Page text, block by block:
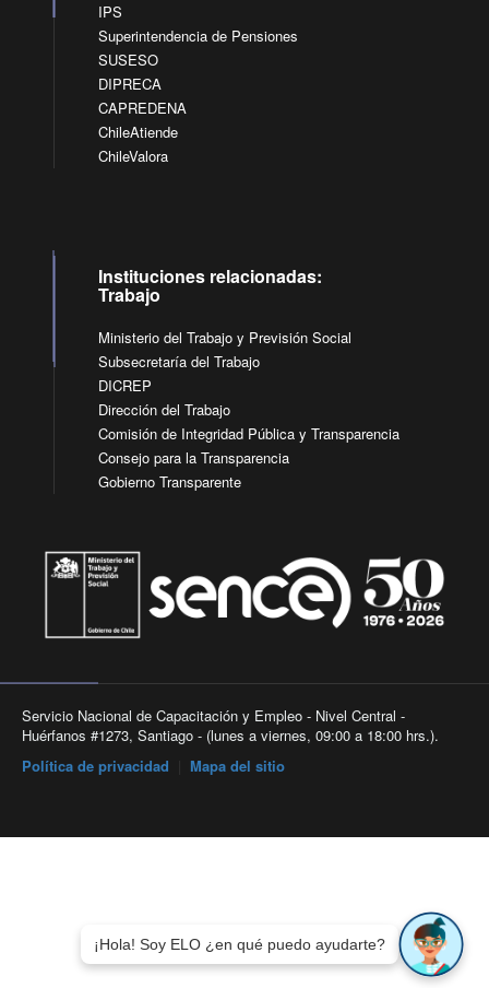
IPS
Superintendencia de Pensiones
SUSESO
DIPRECA
CAPREDENA
ChileAtiende
ChileValora
Instituciones relacionadas:
Trabajo
Ministerio del Trabajo y Previsión Social
Subsecretaría del Trabajo
DICREP
Dirección del Trabajo
Comisión de Integridad Pública y Transparencia
Consejo para la Transparencia
Gobierno Transparente
Servicio Nacional de Capacitación y Empleo - Nivel Central -
Huérfanos #1273, Santiago - (lunes a viernes, 09:00 a 18:00 hrs.).
Política de privacidad
Mapa del sitio
¡Hola! Soy ELO ¿en qué puedo ayudarte?